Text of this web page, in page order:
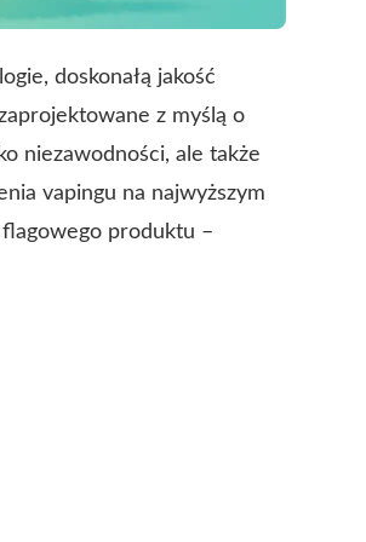
doskonałą jakość
z myślą o
niezawodności, ale także
vapingu na najwyższym
produktu –